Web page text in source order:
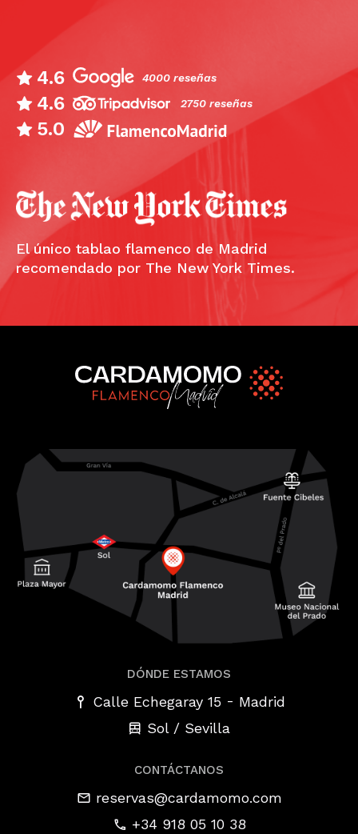
4.6 4000 reseñas
4.6 2750 reseñas
5.0
El único tablao flamenco de Madrid
recomendado por The New York Times.
DÓNDE ESTAMOS
Calle Echegaray 15 - Madrid
Sol / Sevilla
CONTÁCTANOS
reservas@cardamomo.com
+34 918 05 10 38